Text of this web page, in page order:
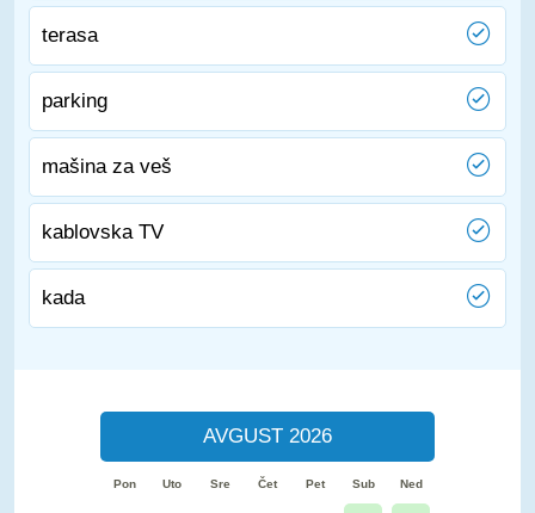
terasa
parking
mašina za veš
kablovska TV
kada
AVGUST 2026
Pon Uto Sre Čet Pet Sub Ned